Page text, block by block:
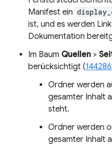
Manifest ein
ist, und es werden
Dokumentation
Im Baum Quellen >
berücksichtigt (
Ordner werden
gesamter Inhalt
steht.
Ordner werden
gesamter Inhalt